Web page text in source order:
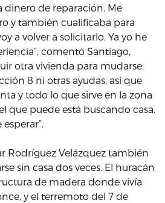
dinero de reparación. Me
y también cualificaba para
a volver a solicitarlo. Ya yo he
comentó Santiago,
otra vivienda para mudarse.
8 ni otras ayudas, así que
y todo lo que sirve en la zona
que puede está buscando casa.
Rodríguez Velázquez también
sin casa dos veces. El huracán
de madera donde vivía
y el terremoto del 7 de